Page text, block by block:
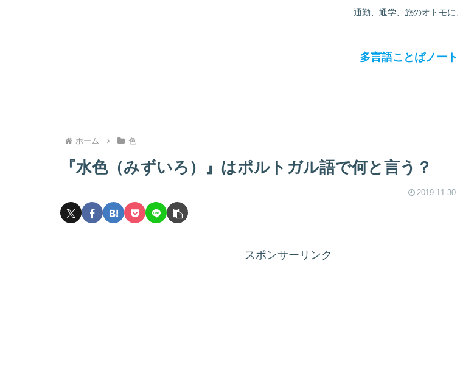
通勤、通学、旅のオトモに、
多言語ことばノート
ホーム 色
『水色（みずいろ）』はポルトガル語で何と言う？
2019.11.30
スポンサーリンク